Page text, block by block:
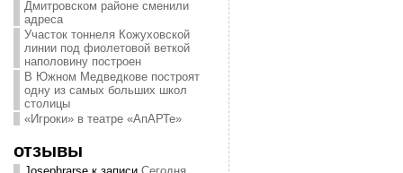
Дмитровском районе сменили
адреса
Участок тоннеля Кожуховской
линии под фиолетовой веткой
наполовину построен
В Южном Медведкове построят
одну из самых больших школ
столицы
«Игроки» в театре «АпАРТе»
отзывы